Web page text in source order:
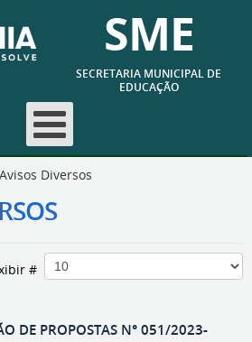
SME
SECRETARIA MUNICIPAL DE
EDUCAÇÃO
Avisos Diversos
#
DE PROPOSTAS N° 051/2023-